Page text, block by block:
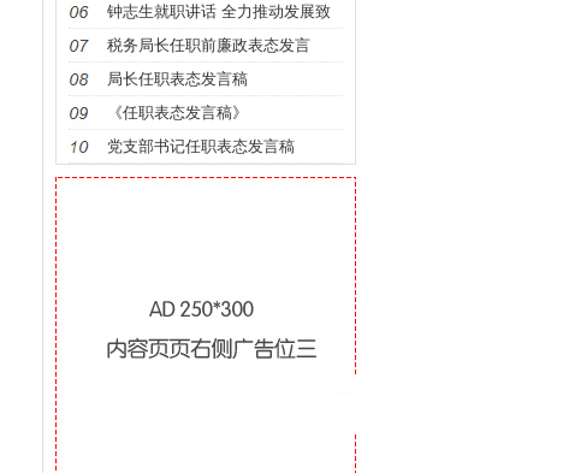
钟志生就职讲话 全力推动发展致
力勤政廉
税务局长任职前廉政表态发言
局长任职表态发言稿
《任职表态发言稿》
党支部书记任职表态发言稿